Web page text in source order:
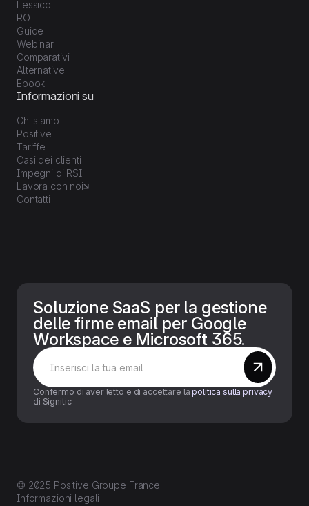
Lessico
ROI
Guide
Webinar
Comparativi
Alternative
Ebook
Informazioni su
Chi siamo
Positive
Tariffe
Casi dei clienti
Impegni di RSI
Lavora con noi
Contatti
Soluzione SaaS per la gestione
delle firme email per Google
Workspace e Microsoft 365.
Confermo di aver letto e di accettare lapolitica sulla privacy
di Signitic
© 2025 Positive Groupe France
Informazioni legali